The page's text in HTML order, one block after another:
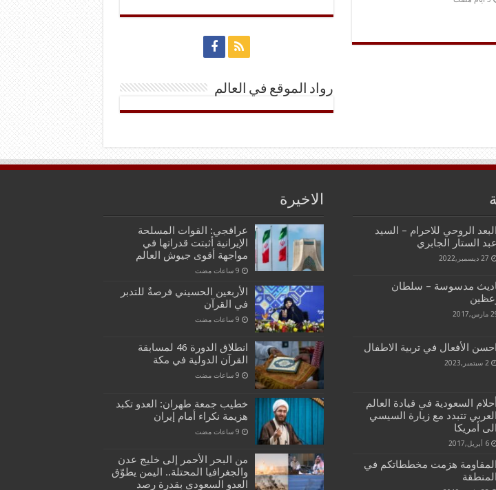
رواد الموقع في العالم
البعد الروحي للاحرام – السيد
عبد الستار الجابري
27 ديسمبر,2022
مدسوسة – سلطان
احسن الأفعال في تربية الاطفال
2 سبتمبر,2023
أحلام السعودية في قيادة العالم
العربي تتبدد مع زيارة السيسي
الى أمريكا
6 أبريل,2017
المقاومة هزمت مخططاتكم في
المنطقة
الاخيرة
عراقجي: القوات المسلحة
الإيرانية أثبتت قدراتها في
مواجهة أقوى جيوش العالم
الأربعين الحسيني فرصةٌ للتدبر
في القرآن
انطلاق الدورة 46 لمسابقة
القرآن الدولية في مكة
خطيب جمعة طهران: العدو تكبد
هزيمة نكراء أمام إيران
من البحر الأحمر إلى خليج عدن
والجغرافيا المحتلة.. اليمن يطوّق
العدو السعودي بقدرة رصد